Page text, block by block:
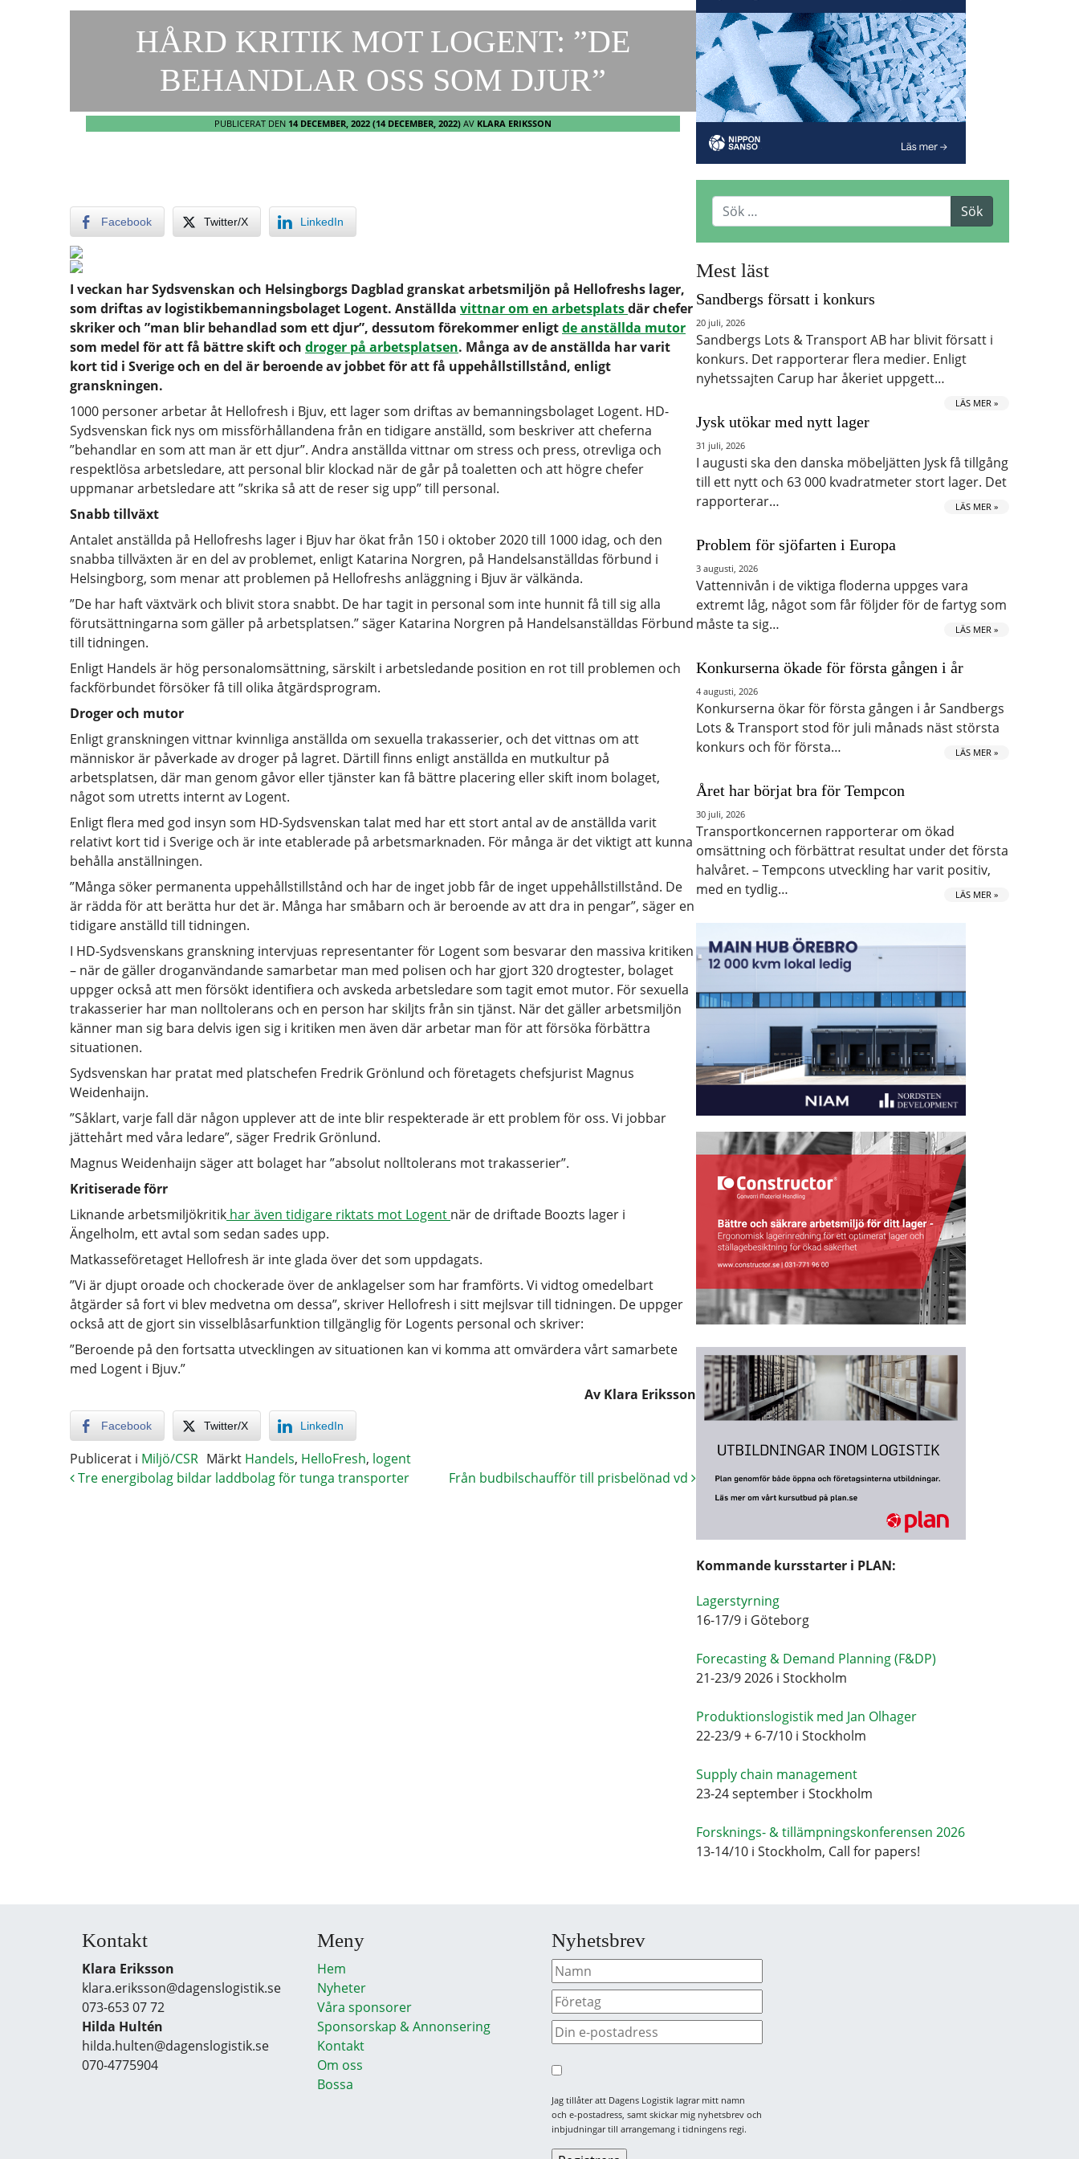
HÅRD KRITIK MOT LOGENT: ”DE
BEHANDLAR OSS SOM DJUR”
PUBLICERAT DEN 14 DECEMBER, 2022 (14 DECEMBER, 2022) AV KLARA ERIKSSON
Facebook Twitter/X LinkedIn
I veckan har Sydsvenskan och Helsingborgs Dagblad granskat arbetsmiljön på Hellofreshs lager,
som driftas av logistikbemanningsbolaget Logent. Anställda vittnar om en arbetsplatsdär chefer
skriker och ”man blir behandlad som ett djur”, dessutom förekommer enligtde anställda mutor
som medel för att få bättre skift och droger på arbetsplatsen. Många av de anställda har varit
kort tid i Sverige och en del är beroende av jobbet för att få uppehållstillstånd, enligt
granskningen.
1000 personer arbetar åt Hellofresh i Bjuv, ett lager som driftas av bemanningsbolaget Logent. HD-
Sydsvenskan fick nys om missförhållandena från en tidigare anställd, som beskriver att cheferna
”behandlar en som att man är ett djur”. Andra anställda vittnar om stress och press, otrevliga och
respektlösa arbetsledare, att personal blir klockad när de går på toaletten och att högre chefer
uppmanar arbetsledare att ”skrika så att de reser sig upp” till personal.
Snabb tillväxt
Antalet anställda på Hellofreshs lager i Bjuv har ökat från 150 i oktober 2020 till 1000 idag, och den
snabba tillväxten är en del av problemet, enligt Katarina Norgren, på Handelsanställdas förbund i
Helsingborg, som menar att problemen på Hellofreshs anläggning i Bjuv är välkända.
”De har haft växtvärk och blivit stora snabbt. De har tagit in personal som inte hunnit få till sig alla
förutsättningarna som gäller på arbetsplatsen.” säger Katarina Norgren på Handelsanställdas Förbund
till tidningen.
Enligt Handels är hög personalomsättning, särskilt i arbetsledande position en rot till problemen och
fackförbundet försöker få till olika åtgärdsprogram.
Droger och mutor
Enligt granskningen vittnar kvinnliga anställda om sexuella trakasserier, och det vittnas om att
människor är påverkade av droger på lagret. Därtill finns enligt anställda en mutkultur på
arbetsplatsen, där man genom gåvor eller tjänster kan få bättre placering eller skift inom bolaget,
något som utretts internt av Logent.
Enligt flera med god insyn som HD-Sydsvenskan talat med har ett stort antal av de anställda varit
relativt kort tid i Sverige och är inte etablerade på arbetsmarknaden. För många är det viktigt att kunna
behålla anställningen.
”Många söker permanenta uppehållstillstånd och har de inget jobb får de inget uppehållstillstånd. De
är rädda för att berätta hur det är. Många har småbarn och är beroende av att dra in pengar”, säger en
tidigare anställd till tidningen.
I HD-Sydsvenskans granskning intervjuas representanter för Logent som besvarar den massiva kritiken
– när de gäller droganvändande samarbetar man med polisen och har gjort 320 drogtester, bolaget
uppger också att men försökt identifiera och avskeda arbetsledare som tagit emot mutor. För sexuella
trakasserier har man nolltolerans och en person har skiljts från sin tjänst. När det gäller arbetsmiljön
känner man sig bara delvis igen sig i kritiken men även där arbetar man för att försöka förbättra
situationen.
Sydsvenskan har pratat med platschefen Fredrik Grönlund och företagets chefsjurist Magnus
Weidenhaijn.
”Såklart, varje fall där någon upplever att de inte blir respekterade är ett problem för oss. Vi jobbar
jättehårt med våra ledare”, säger Fredrik Grönlund.
Magnus Weidenhaijn säger att bolaget har ”absolut nolltolerans mot trakasserier”.
Kritiserade förr
Liknande arbetsmiljökritik har även tidigare riktats mot Logent när de driftade Boozts lager i
Ängelholm, ett avtal som sedan sades upp.
Matkasseföretaget Hellofresh är inte glada över det som uppdagats.
”Vi är djupt oroade och chockerade över de anklagelser som har framförts. Vi vidtog omedelbart
åtgärder så fort vi blev medvetna om dessa”, skriver Hellofresh i sitt mejlsvar till tidningen. De uppger
också att de gjort sin visselblåsarfunktion tillgänglig för Logents personal och skriver:
”Beroende på den fortsatta utvecklingen av situationen kan vi komma att omvärdera vårt samarbete
med Logent i Bjuv.”
Av Klara Eriksson
Facebook Twitter/X LinkedIn
Publicerat i Miljö/CSR Märkt Handels, HelloFresh, logent
Tre energibolag bildar laddbolag för tunga transporter
Från budbilschaufför till prisbelönad vd
Mest läst
Sandbergs försatt i konkurs
20 juli, 2026
Sandbergs Lots & Transport AB har blivit försatt i
konkurs. Det rapporterar flera medier. Enligt
nyhetssajten Carup har åkeriet uppgett…
LÄS MER »
Jysk utökar med nytt lager
31 juli, 2026
I augusti ska den danska möbeljätten Jysk få tillgång
till ett nytt och 63 000 kvadratmeter stort lager. Det
rapporterar…
LÄS MER »
Problem för sjöfarten i Europa
3 augusti, 2026
Vattennivån i de viktiga floderna uppges vara
extremt låg, något som får följder för de fartyg som
måste ta sig…
LÄS MER »
Konkurserna ökade för första gången i år
4 augusti, 2026
Konkurserna ökar för första gången i år Sandbergs
Lots & Transport stod för juli månads näst största
konkurs och för första…
LÄS MER »
Året har börjat bra för Tempcon
30 juli, 2026
Transportkoncernen rapporterar om ökad
omsättning och förbättrat resultat under det första
halvåret. – Tempcons utveckling har varit positiv,
med en tydlig…
LÄS MER »
Kommande kursstarter i PLAN:
Lagerstyrning
16-17/9 i Göteborg
Forecasting & Demand Planning (F&DP)
21-23/9 2026 i Stockholm
Produktionslogistik med Jan Olhager
22-23/9 + 6-7/10 i Stockholm
Supply chain management
23-24 september i Stockholm
Forsknings- & tillämpningskonferensen 2026
13-14/10 i Stockholm, Call for papers!
Kontakt
Klara Eriksson
klara.eriksson@dagenslogistik.se
073-653 07 72
Hilda Hultén
hilda.hulten@dagenslogistik.se
070-4775904
Meny
Hem
Nyheter
Våra sponsorer
Sponsorskap & Annonsering
Kontakt
Om oss
Bossa
Nyhetsbrev
Jag tillåter att Dagens Logistik lagrar mitt namn
och e-postadress, samt skickar mig nyhetsbrev och
inbjudningar till arrangemang i tidningens regi.